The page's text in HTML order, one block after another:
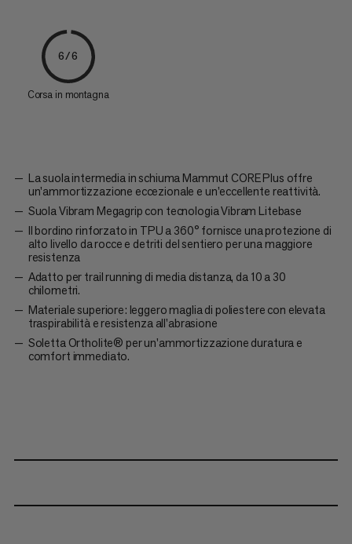
6/6
Corsa in montagna
La suola intermedia in schiuma Mammut CORE Plus offre
un'ammortizzazione eccezionale e un'eccellente reattività.
Suola Vibram Megagrip con tecnologia Vibram Litebase
Il bordino rinforzato in TPU a 360° fornisce una protezione di
alto livello da rocce e detriti del sentiero per una maggiore
resistenza
Adatto per trail running di media distanza, da 10 a 30
chilometri.
Materiale superiore: leggero maglia di poliestere con elevata
traspirabilità e resistenza all'abrasione
Soletta Ortholite® per un'ammortizzazione duratura e
comfort immediato.